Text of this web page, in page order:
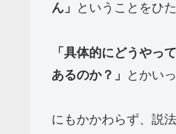
ん」
ということをひ
「具体的にどうやっ
あるのか？」
とかい
にもかかわらず、説